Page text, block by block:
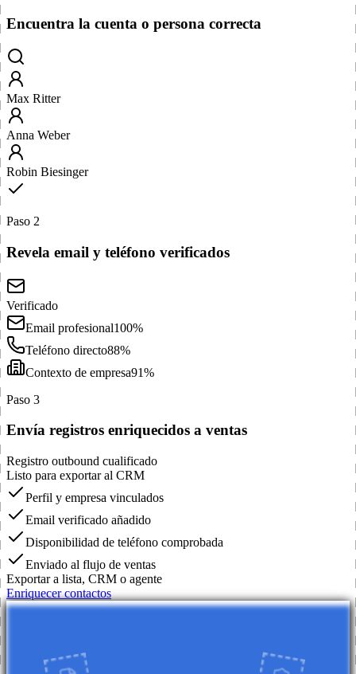
Encuentra la cuenta o persona correcta
Max Ritter
Anna Weber
Robin Biesinger
Paso 2
Revela email y teléfono verificados
Verificado
Email profesional100%
Teléfono directo88%
Contexto de empresa91%
Paso 3
Envía registros enriquecidos a ventas
Registro outbound cualificado
Listo para exportar al CRM
Perfil y empresa vinculados
Email verificado añadido
Disponibilidad de teléfono comprobada
Enviado al flujo de ventas
Exportar a lista, CRM o agente
Enriquecer contactos